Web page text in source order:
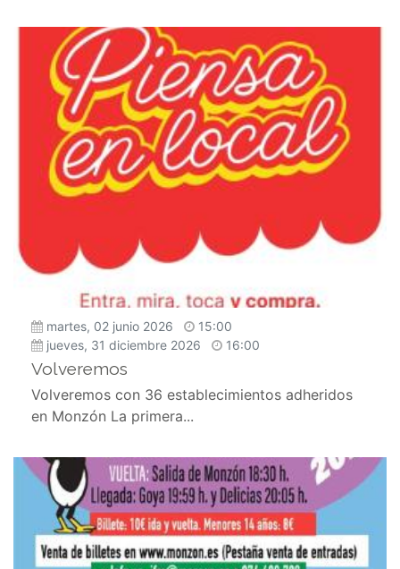
martes, 02 junio 2026
15:00
jueves, 31 diciembre 2026
16:00
Volveremos
Volveremos con 36 establecimientos adheridos
en Monzón La primera...